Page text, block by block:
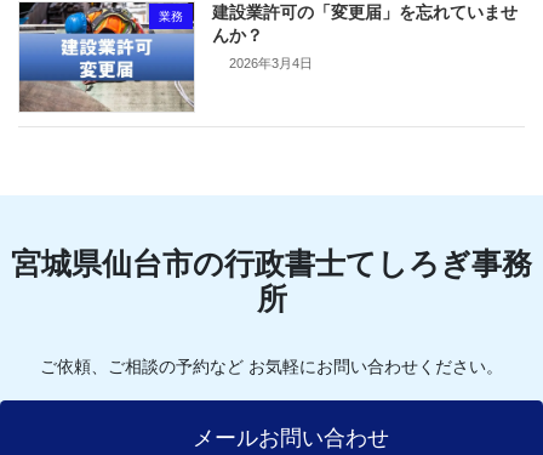
業務
建設業許可の「変更届」を忘れていませ
んか？
2026年3月4日
宮城県仙台市の行政書士てしろぎ事務
所
ご依頼、ご相談の予約など お気軽にお問い合わせください。
メールお問い合わせ